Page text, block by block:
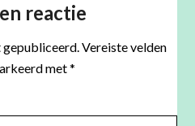
reactie
gepubliceerd.Vereiste velden
met*